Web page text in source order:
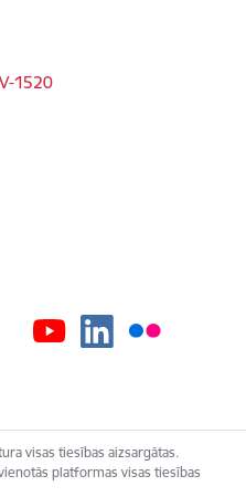
1520
visas tiesības aizsargātas.
platformas visas tiesības